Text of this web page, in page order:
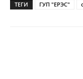
ТЕГИ
ГУП "ЕРЭС"